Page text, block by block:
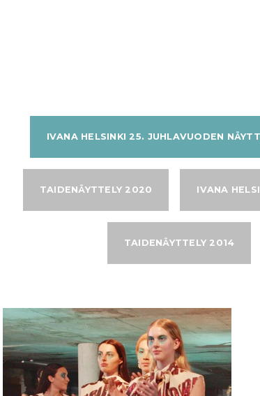
IVANA HELSINKI 25. JUHLAVUODEN
TAIDENÄYTTELY 2020 IVANA
TAIDENÄYTTELY 2014